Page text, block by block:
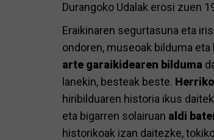
Durangoko Udalak erosi zuen
Eraikinaren segurtasuna eta
ondoren, museoak bilduma
arte garaikidearen bilduma
lanekin, besteak beste.
hiribilduaren historia ikus
eta bigarren solairuan aldi
historikoak izan daitezke,